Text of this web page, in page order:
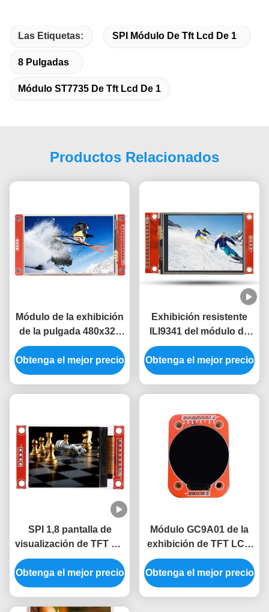
Las Etiquetas: SPI Módulo De Tft Lcd De 1
8 Pulgadas
Módulo ST7735 De Tft Lcd De 1
Productos Relacionados
Módulo de la exhibición
de la pulgada 480x320
Lcd Tft del módulo 3,5
de la exhibición de IC
ILI9488 SPI del
Obtenga el mejor precio
Exhibición resistente
ILI9341 del módulo de
SPI Tft Lcd del tacto
exhibición 240x320 de
Tft Lcd de 2,4 pulgadas
Obtenga el mejor precio
SPI 1,8 pantalla de
visualización de TFT del
módulo del módulo
ST7735 1,8 Spi 128x160
Tft de Tft Lcd de la
Obtenga el mejor precio
Módulo GC9A01 de la
exhibición de TFT LCD
del módulo de la
exhibición de SPI de
1,28 pulgadas alrededor
Obtenga el mejor precio